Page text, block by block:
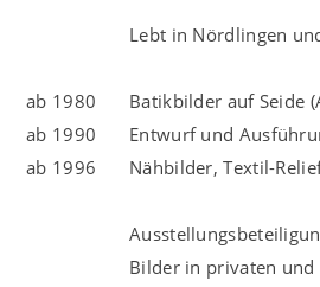
ab 1980
ab 1990
ab 1996
Lebt in Nördlingen
Batikbilder auf Seide
Entwurf und
Nähbilder, Textil-
Bilder in privaten